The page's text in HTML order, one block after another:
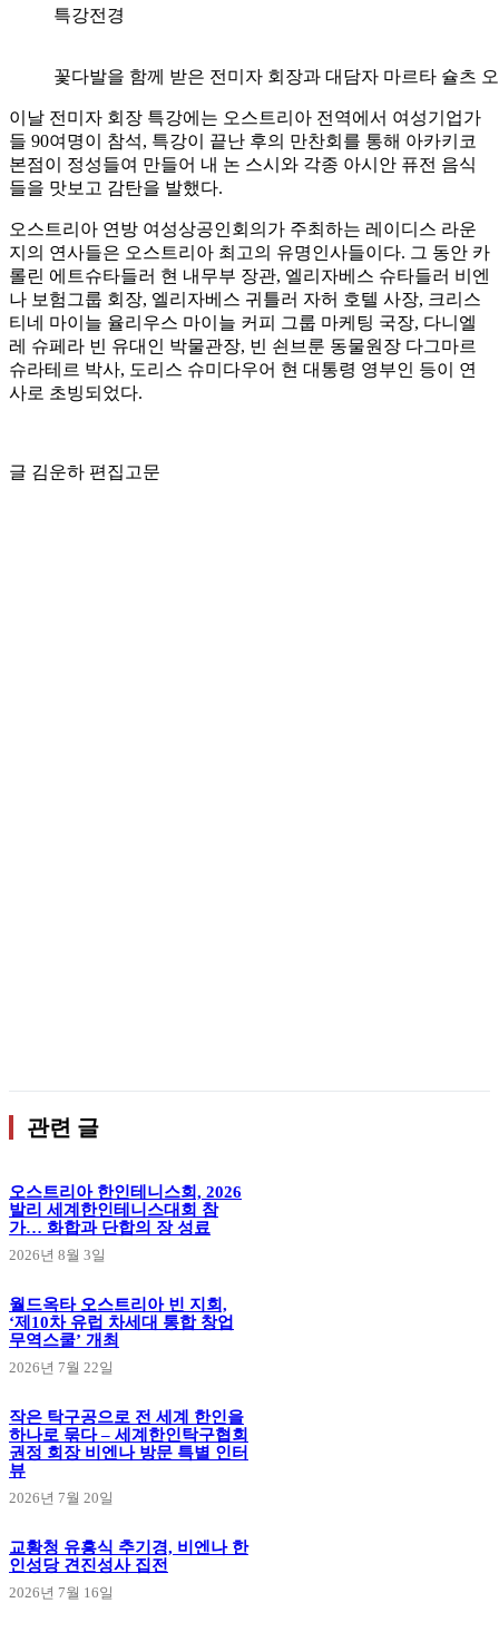
특강전경
꽃다발을 함께 받은 전미자 회장과 대담자 마르타 슐츠
이날 전미자 회장 특강에는 오스트리아 전역에서 여성기업가
들 90여명이 참석, 특강이 끝난 후의 만찬회를 통해 아카키코
본점이 정성들여 만들어 내 논 스시와 각종 아시안 퓨전 음식
들을 맛보고 감탄을 발했다.
오스트리아 연방 여성상공인회의가 주최하는 레이디스 라운
지의 연사들은 오스트리아 최고의 유명인사들이다. 그 동안 카
롤린 에트슈타들러 현 내무부 장관, 엘리자베스 슈타들러 비엔
나 보험그룹 회장, 엘리자베스 귀틀러 자허 호텔 사장, 크리스
티네 마이늘 율리우스 마이늘 커피 그룹 마케팅 국장, 다니엘
레 슈페라 빈 유대인 박물관장, 빈 쇤브룬 동물원장 다그마르
슈라테르 박사, 도리스 슈미다우어 현 대통령 영부인 등이 연
사로 초빙되었다.
글 김운하 편집고문
관련 글
오스트리아 한인테니스회, 2026
발리 세계한인테니스대회 참
가… 화합과 단합의 장 성료
2026년 8월 3일
월드옥타 오스트리아 빈 지회,
‘제10차 유럽 차세대 통합 창업
무역스쿨’ 개최
2026년 7월 22일
작은 탁구공으로 전 세계 한인을
하나로 묶다 – 세계한인탁구협회
권정 회장 비엔나 방문 특별 인터
뷰
2026년 7월 20일
교황청 유흥식 추기경, 비엔나 한
인성당 견진성사 집전
2026년 7월 16일